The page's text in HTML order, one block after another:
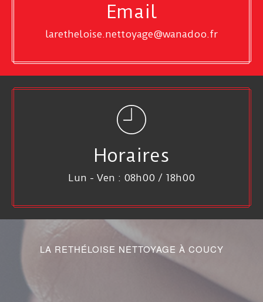
Email
laretheloise.nettoyage@wanadoo.fr
Horaires
Lun - Ven : 08h00 / 18h00
LA RETHÉLOISE NETTOYAGE À COUCY